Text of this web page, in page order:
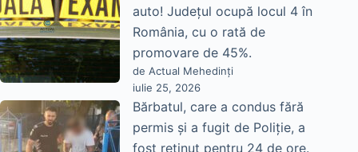
auto! Județul ocupă locul 4 în
România, cu o rată de
promovare de 45%.
de Actual Mehedinți
iulie 25, 2026
Bărbatul, care a condus fără
permis și a fugit de Poliție, a
fost reținut pentru 24 de ore.